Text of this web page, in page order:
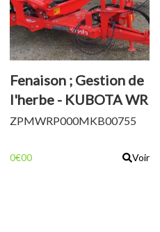
Fenaison ; Gestion de
l'herbe - KUBOTA WR
1400
ZPMWRP000MKB00755
0€00 Voir